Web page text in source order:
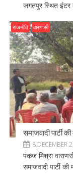
जगतपुर स्थित
राजनीति वाराणसी
समाजवादी पार्टी
8 DECEMBER
पंकज मिश्रा
समाजवादी पार्टी